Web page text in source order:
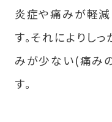
炎症や痛みが軽減
す。それによりし
みが少ない(痛み
す。